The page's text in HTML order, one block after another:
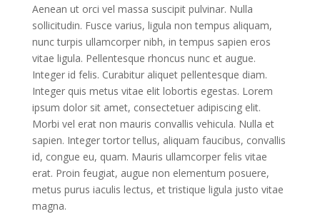
Aenean ut orci vel massa suscipit pulvinar. Nulla
sollicitudin. Fusce varius, ligula non tempus aliquam,
nunc turpis ullamcorper nibh, in tempus sapien eros
vitae ligula. Pellentesque rhoncus nunc et augue.
Integer id felis. Curabitur aliquet pellentesque diam.
Integer quis metus vitae elit lobortis egestas. Lorem
ipsum dolor sit amet, consectetuer adipiscing elit.
Morbi vel erat non mauris convallis vehicula. Nulla et
sapien. Integer tortor tellus, aliquam faucibus, convallis
id, congue eu, quam. Mauris ullamcorper felis vitae
erat. Proin feugiat, augue non elementum posuere,
metus purus iaculis lectus, et tristique ligula justo vitae
magna.